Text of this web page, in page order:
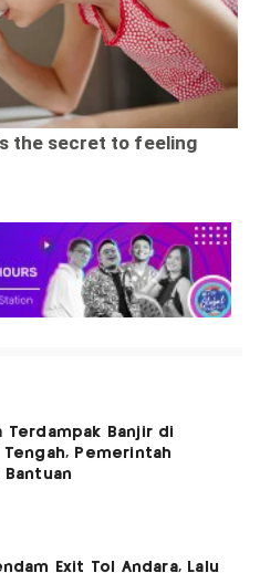
Terdampak Banjir di
Tengah, Pemerintah
Bantuan
Exit Tol Andara, Lalu